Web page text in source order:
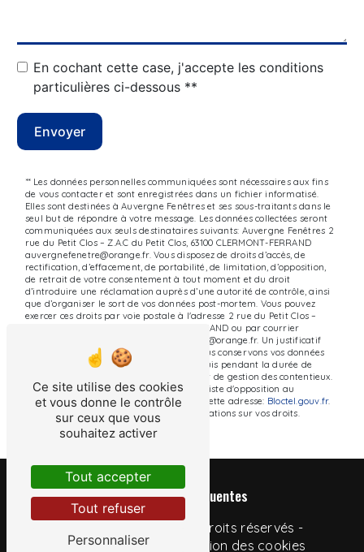
En cochant cette case, j'accepte les conditions
particulières ci-dessous **
Envoyer
** Les données personnelles communiquées sont nécessaires aux fins
de vous contacter et sont enregistrées dans un fichier informatisé.
Elles sont destinées à Auvergne Fenêtres et ses sous-traitants dans le
seul but de répondre à votre message. Les données collectées seront
communiquées aux seuls destinataires suivants: Auvergne Fenêtres 2
rue du Petit Clos – Z.A.C du Petit Clos, 63100 CLERMONT-FERRAND
auvergnefenetre@orange.fr. Vous disposez de droits d’accès, de
rectification, d’effacement, de portabilité, de limitation, d’opposition,
de retrait de votre consentement à tout moment et du droit
d’introduire une réclamation auprès d’une autorité de contrôle, ainsi
que d’organiser le sort de vos données post-mortem. Vous pouvez
exercer ces droits par voie postale à l'adresse 2 rue du Petit Clos –
Z.A.C du Petit Clos, 63100 CLERMONT-FERRAND ou par courrier
électronique à l'adresse auvergnefenetre@orange.fr. Un justificatif
d'identité pourra vous être demandé. Nous conservons vos données
pendant la période de prise de contact puis pendant la durée de
prescription légale aux fins probatoires et de gestion des contentieux.
Vous avez le droit de vous inscrire sur la liste d'opposition au
démarchage téléphonique, disponible à cette adresse:
Bloctel.gouv.fr.
Consultez le site cnil.fr pour plus d’informations sur vos droits.
Recherches fréquentes
- 2026 - Tous droits réservés -
Mentions légales
Gestion des cookies
Ce site utilise des cookies
et vous donne le contrôle
sur ceux que vous
souhaitez activer
Tout accepter
Tout refuser
Personnaliser